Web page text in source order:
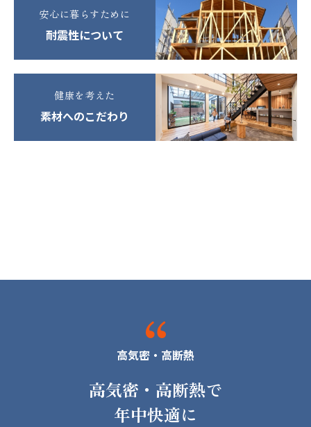
安心に暮らすために
耐震性について
健康を考えた
素材へのこだわり
高気密・高断熱
高気密・高断熱で
年中快適に